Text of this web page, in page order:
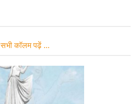
सभी कॉलम पढ़ें …